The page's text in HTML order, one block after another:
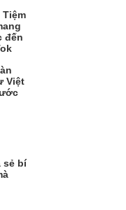
đến
Việt
sẻ bí